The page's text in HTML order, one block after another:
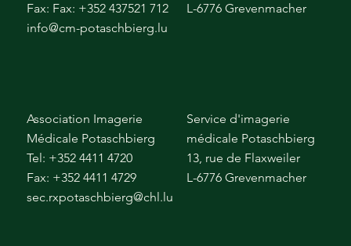
Fax: Fax: +352 437521 712
info@cm-potaschbierg.lu
L-6776 Grevenmacher
Association Imagerie
Médicale Potaschbierg
Tel: +352 4411 4720
Fax: +352 4411 4729
sec.rxpotaschbierg@chl.lu
Service d'imagerie
médicale Potaschbierg
13, rue de Flaxweiler
L-6776 Grevenmacher